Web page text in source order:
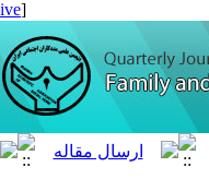
[ English ]